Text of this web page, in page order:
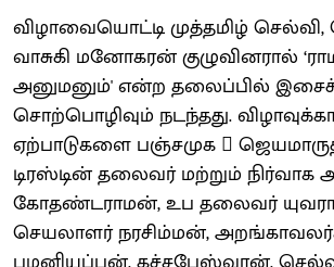
விழாவையொட்டி முத்தமிழ்
வாசுகி மனோகரன் குழுவினரால்
அனுமனும்' என்ற தலைப்பில்
சொற்பொழிவும் நடந்தது.
ஏற்பாடுகளை பஞ்சமுக 
டிரஸ்டின் தலைவர் மற்றும்
கோதண்டராமன், உப தலைவர்
செயலாளர் நரசிம்மன்,